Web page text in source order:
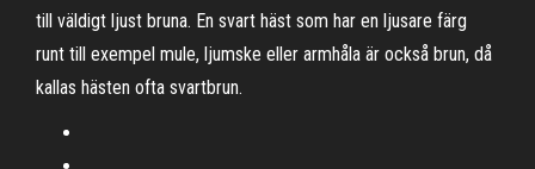
till väldigt ljust bruna. En svart häst som har en ljusare färg
runt till exempel mule, ljumske eller armhåla är också brun, då
kallas hästen ofta svartbrun.